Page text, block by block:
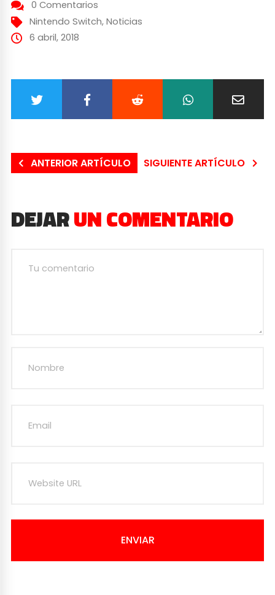
0 Comentarios
Nintendo Switch, Noticias
6 abril, 2018
ANTERIOR ARTÍCULO SIGUIENTE ARTÍCULO
DEJARUN COMENTARIO
ENVIAR